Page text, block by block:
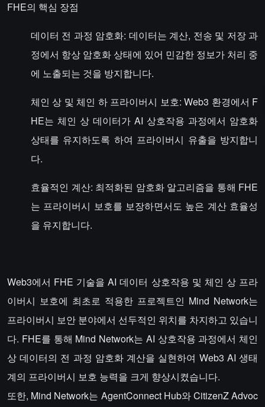
FHE의 핵심 장점
데이터 전 과정 암호화: 데이터는 계산, 전송 및 저장 과
정에서 항상 암호화 상태에 있어 민감한 정보가 처리 중
에 노출되는 것을 방지합니다.
체인 상 및 체인 하 프라이버시 보호: Web3 환경에서 F
HE는 체인 상 데이터가 AI 상호작용 과정에서 암호화
상태를 유지하도록 하여 프라이버시 유출을 방지합니
다.
효율적인 계산: 최적화된 암호화 알고리즘을 통해 FHE
는 프라이버시 보호를 보장하면서도 높은 계산 효율성
을 유지합니다.
Web3에서 FHE 기술을 AI 데이터 상호작용 및 체인 상 프라
이버시 보호에 최초로 적용한 프로젝트인 Mind Network는
프라이버시 보안 분야에서 선두적인 위치를 차지하고 있습니
다. FHE를 통해 Mind Network는 AI 상호작용 과정에서 체인
상 데이터의 전 과정 암호화 계산을 실현하여 Web3 AI 생태
계의 프라이버시 보호 능력을 크게 향상시켰습니다.
또한, Mind Network는 AgentConnect Hub와 CitizenZ Advoc